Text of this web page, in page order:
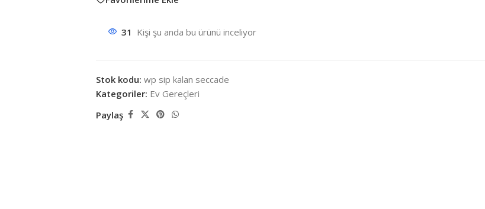
31 Kişi şu anda bu ürünü inceliyor
Stok kodu: wp sip kalan seccade
Kategoriler: Ev Gereçleri
Paylaş